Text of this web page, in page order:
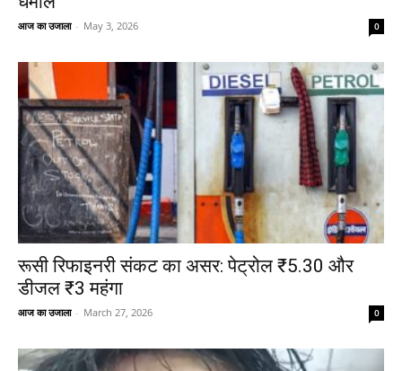
आज का उजाला - May 3, 2026 0
रूसी रिफाइनरी संकट का असर: पेट्रोल ₹5.30 और
डीजल ₹3 महंगा
आज का उजाला - March 27, 2026 0